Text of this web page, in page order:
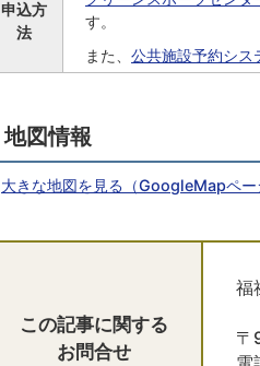
申込方
法
す。
また、 公共施設予約シス
地図情報
大きな地図を見る（GoogleMapペー
この記事に関する
お問合せ
福
〒